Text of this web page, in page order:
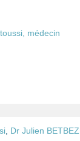
médecin
Dr Julien